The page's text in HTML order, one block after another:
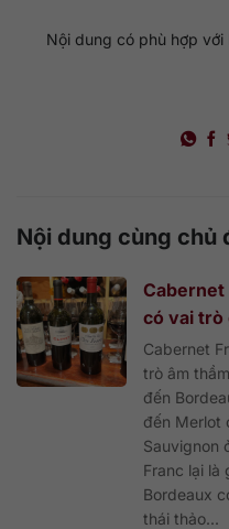
Nội dung có phù hợp với
Nội dung cùng chủ
Cabernet
có vai trò
Cabernet
trò âm
đến
đến Merlot
Sauvignon
Franc lại là
Bordeaux
thái thảo...